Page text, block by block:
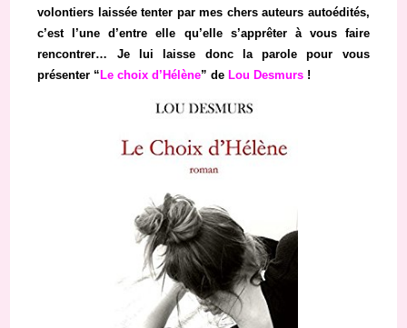
volontiers laissée tenter par mes chers auteurs autoédités,
c’est l’une d’entre elle qu’elle s’apprêter à vous faire
rencontrer… Je lui laisse donc la parole pour vous
présenter “ Le choix d’Hélène” de Lou Desmurs !